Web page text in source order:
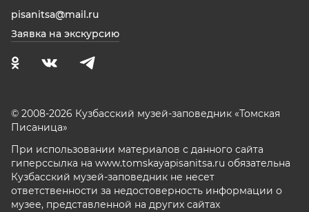
pisanitsa@mail.ru
Заявка на экскурсию
© 2008-2026 Кузбасский музей-заповедник «Томская
Писаница»
При использовании материалов с данного сайта
гиперссылка на www.tomskayapisanitsa.ru обязательна
Кузбасский музей-заповедник не несет
ответственности за недостоверность информации о
музее, представленной на других сайтах